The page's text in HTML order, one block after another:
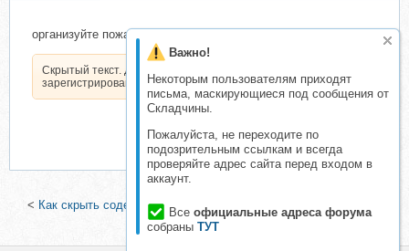
Важно!
Некоторым пользователям приходят
письма, маскирующиеся под сообщения от
Складчины.
Пожалуйста, не переходите по
подозрительным ссылкам и всегда
проверяйте адрес сайта перед входом в
аккаунт.
Все официальные адреса форума
собраны ТУТ
организуйте пожалуйста
Скрытый текст. Доступен только
зарегистрированным пользователям.
< Как скрыть содержимое (поместить под HIDE)
Предложения
для форума!>